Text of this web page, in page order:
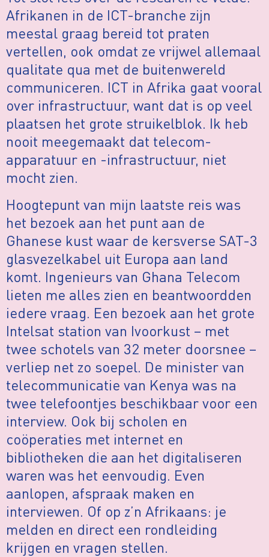
Afrikanen in de ICT-branche zijn
meestal graag bereid tot praten
vertellen, ook omdat ze vrijwel allemaal
qualitate qua met de buitenwereld
communiceren. ICT in Afrika gaat vooral
over infrastructuur, want dat is op veel
plaatsen het grote struikelblok. Ik heb
nooit meegemaakt dat telecom-
apparatuur en -infrastructuur, niet
mocht zien.
Hoogtepunt van mijn laatste reis was
het bezoek aan het punt aan de
Ghanese kust waar de kersverse SAT-3
glasvezelkabel uit Europa aan land
komt. Ingenieurs van Ghana Telecom
lieten me alles zien en beantwoordden
iedere vraag. Een bezoek aan het grote
Intelsat station van Ivoorkust – met
twee schotels van 32 meter doorsnee –
verliep net zo soepel. De minister van
telecommunicatie van Kenya was na
twee telefoontjes beschikbaar voor een
interview. Ook bij scholen en
coöperaties met internet en
bibliotheken die aan het digitaliseren
waren was het eenvoudig. Even
aanlopen, afspraak maken en
interviewen. Of op z’n Afrikaans: je
melden en direct een rondleiding
krijgen en vragen stellen.